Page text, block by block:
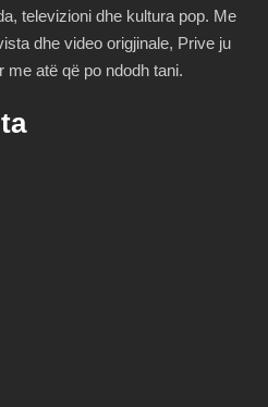
televizioni dhe kultura pop. Me
dhe video origjinale, Prive ju
me atë që po ndodh tani.